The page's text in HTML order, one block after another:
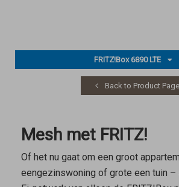
FRITZ!Box 6890 LTE
Back to Product Page
Mesh met FRITZ!
Of het nu gaat om een groot
eengezinswoning of grote een tuin